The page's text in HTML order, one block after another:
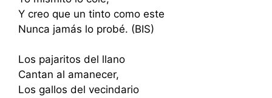
Y creo que un tinto como este
Nunca jamás lo probé. (BIS)
Los pajaritos del llano
Cantan al amanecer,
Los gallos del vecindario